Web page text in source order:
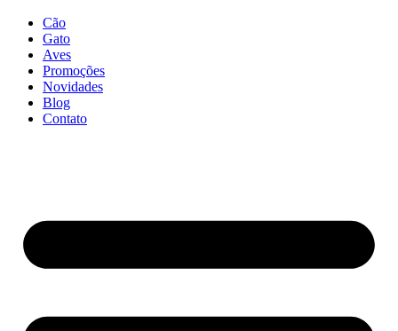
Cão
Gato
Aves
Promoções
Novidades
Blog
Contato